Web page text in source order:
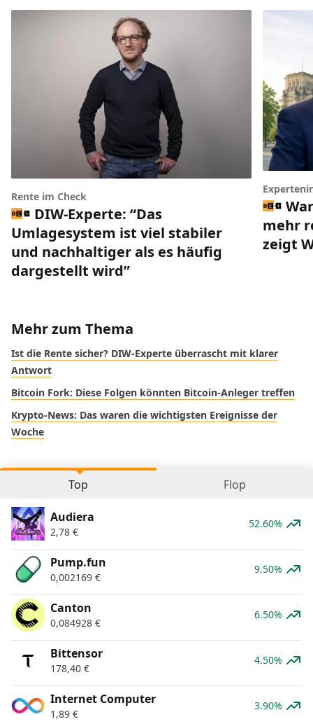
Rente im Check
DIW-Experte: “Das
Umlagesystem ist viel stabiler
und nachhaltiger als es häufig
dargestellt wird”
mehr
zeigt
Mehr zum Thema
Ist die Rente sicher? DIW-Experte überrascht mit klarer
Antwort
Bitcoin Fork: Diese Folgen könnten Bitcoin-Anleger treffen
Krypto-News: Das waren die wichtigsten Ereignisse der
Woche
Top Flop
Audiera
2,78 €
52.60%
Pump.fun
0,002169 €
9.50%
Canton
0,084928 €
6.50%
Bittensor
178,40 €
4.50%
Internet Computer
1,89 €
3.90%